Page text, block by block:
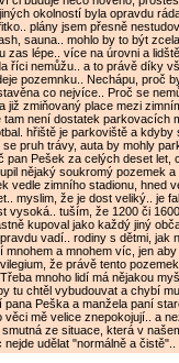
okolností byla opravdu
plány jsem přesně
sauna.. mohlo by to být
zas lépe.. více na úrovni a
říci nemůžu.. a to právě díky
pozemnku.. Nechápu, proč
co nejvíce.. Proč se
již zmiňovaný place mezi
tam není dostatek parkovacích
hřiště je parkoviště a kdyby
pruh trávy, auta by mohly
pan Pešek za celých deset let,
nějaký soukromý pozemek a
vedle zimního stadionu, hned
myslim, že je dost veliký.. je
vysoká.. tuším, že 1200 či
kupoval jako každý jiný
vadí.. rodiny s dětmi, jak
mnohem a mnohem víc, jen
že právě tento
mnoho lidí má nějakou
tu chtěl vybudouvat a chybí
pana Peška a manžela paní
věci mě velice znepokojují.. a
ze situace, která v
udělat "normálně a čistě"..